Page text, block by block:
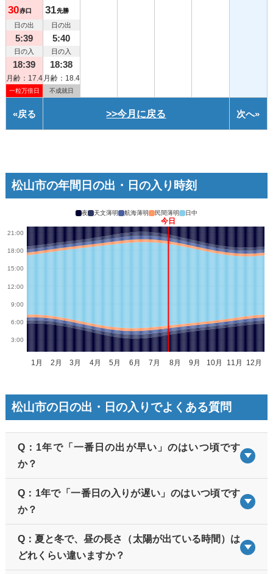
30赤口
日の出
5:39
日の入
18:39
月齢：17.4
一粒万倍日
31先勝
日の出
5:40
日の入
18:38
月齢：18.4
不成就日
«戻る >>今月に戻る 次へ»
松山市の年間日の出・日の入り時刻
夜 天文薄明 航海薄明 民間薄明 日中
松山市の日の出・日の入りでよくある質問
Q：1年で「一番日の出が早い」のはいつ頃です
か？
Q：1年で「一番日の入りが遅い」のはいつ頃です
か？
Q：夏と冬で、昼の長さ（太陽が出ている時間）は
どれくらい違いますか？